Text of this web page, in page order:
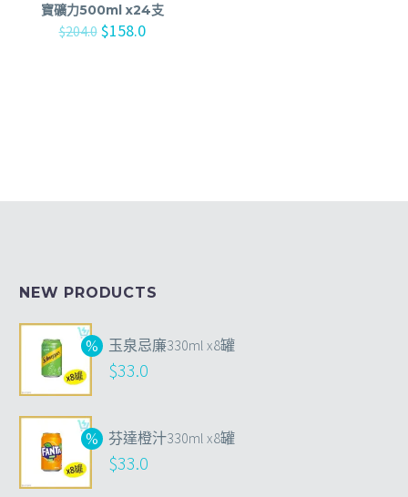
寶礦力500ml x24支
$204.0 $158.0
NEW PRODUCTS
玉泉忌廉330ml x8罐
$33.0
芬達橙汁330ml x8罐
$33.0